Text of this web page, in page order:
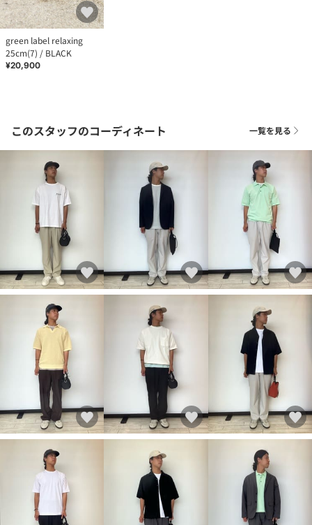
green label relaxing
25cm(7) / BLACK
¥20,900
このスタッフのコーディネート 一覧を見る